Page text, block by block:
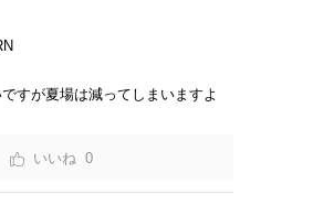
すが夏場は減ってしまいますよ
0